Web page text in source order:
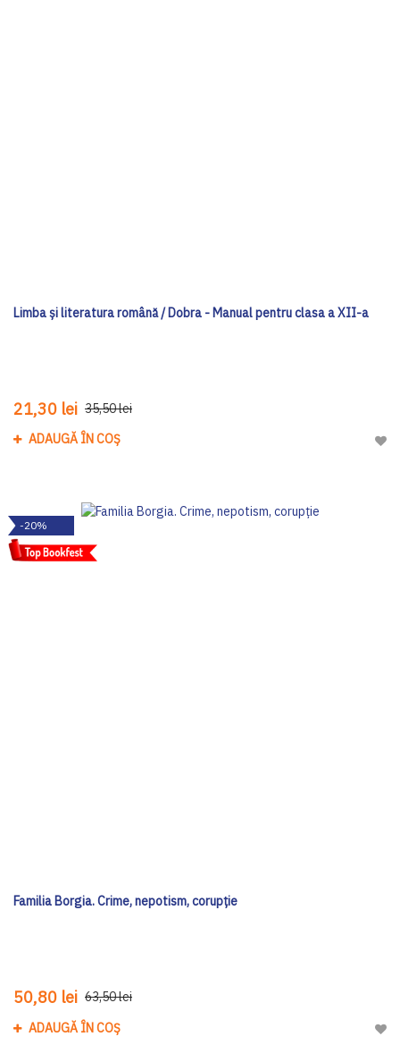
Limba şi literatura română / Dobra - Manual pentru clasa a XII-a
21,30 lei 35,50 lei
ADAUGĂ ÎN COȘ
-20%
Familia Borgia. Crime, nepotism, corupție
50,80 lei 63,50 lei
ADAUGĂ ÎN COȘ